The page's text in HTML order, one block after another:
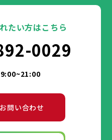
たい方はこちら
0029
9:00~21:00
問い合わせ